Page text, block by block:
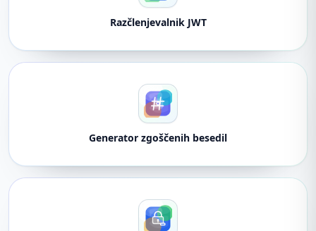
Razčlenjevalnik JWT
Generator zgoščenih besedil